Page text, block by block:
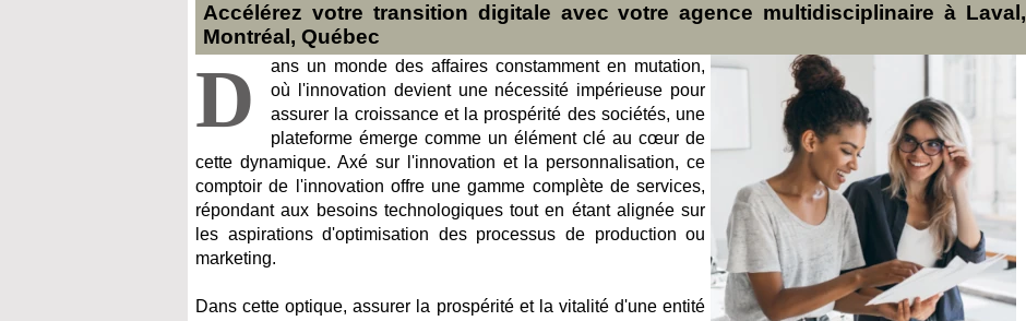
Accélérez votre transition digitale avec votre agence multidisciplinaire à Laval,
Montréal, Québec
D
ans un monde des affaires constamment en mutation,
où l'innovation devient une nécessité impérieuse pour
assurer la croissance et la prospérité des sociétés, une
plateforme émerge comme un élément clé au cœur de
cette dynamique. Axé sur l'innovation et la personnalisation, ce
comptoir de l'innovation offre une gamme complète de services,
répondant aux besoins technologiques tout en étant alignée sur
les aspirations d'optimisation des processus de production ou
marketing.
Dans cette optique, assurer la prospérité et la vitalité d'une entité